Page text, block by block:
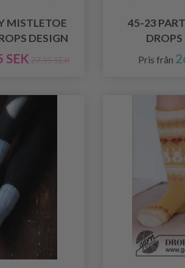
MISTLETOE
DESIGN
SEK 27.95 SEK
45-23
Pris från